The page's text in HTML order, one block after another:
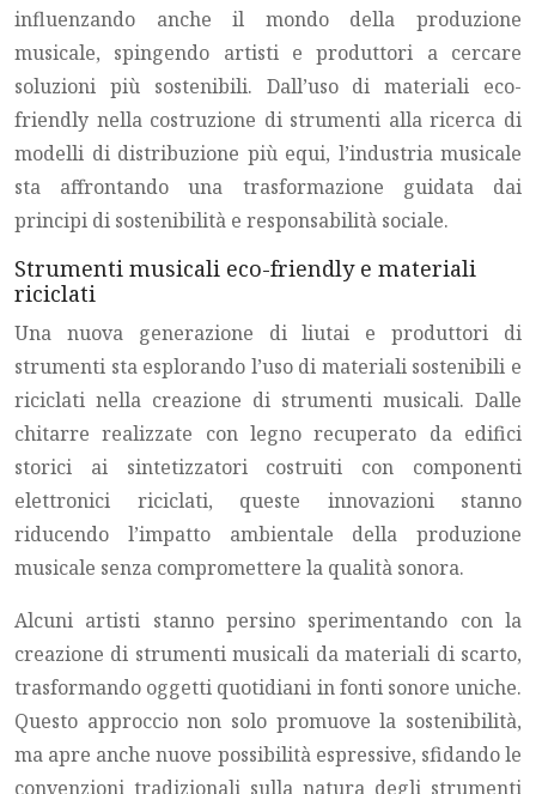
influenzando anche il mondo della produzione
musicale, spingendo artisti e produttori a cercare
soluzioni più sostenibili. Dall’uso di materiali eco-
friendly nella costruzione di strumenti alla ricerca di
modelli di distribuzione più equi, l’industria musicale
sta affrontando una trasformazione guidata dai
principi di sostenibilità e responsabilità sociale.
Strumenti musicali eco-friendly e materiali
riciclati
Una nuova generazione di liutai e produttori di
strumenti sta esplorando l’uso di materiali sostenibili e
riciclati nella creazione di strumenti musicali. Dalle
chitarre realizzate con legno recuperato da edifici
storici ai sintetizzatori costruiti con componenti
elettronici riciclati, queste innovazioni stanno
riducendo l’impatto ambientale della produzione
musicale senza compromettere la qualità sonora.
Alcuni artisti stanno persino sperimentando con la
creazione di strumenti musicali da materiali di scarto,
trasformando oggetti quotidiani in fonti sonore uniche.
Questo approccio non solo promuove la sostenibilità,
ma apre anche nuove possibilità espressive, sfidando le
convenzioni tradizionali sulla natura degli strumenti